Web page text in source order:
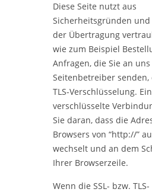
Diese Seite nutzt aus
Sicherheitsgründen und
der Übertragung
wie zum Beispiel
Anfragen, die Sie an uns
Seitenbetreiber senden,
TLS-Verschlüsselung.
verschlüsselte
Sie daran, dass die
Browsers von “http://”
wechselt und an dem
Ihrer Browserzeile.
Wenn die SSL- bzw. TLS-